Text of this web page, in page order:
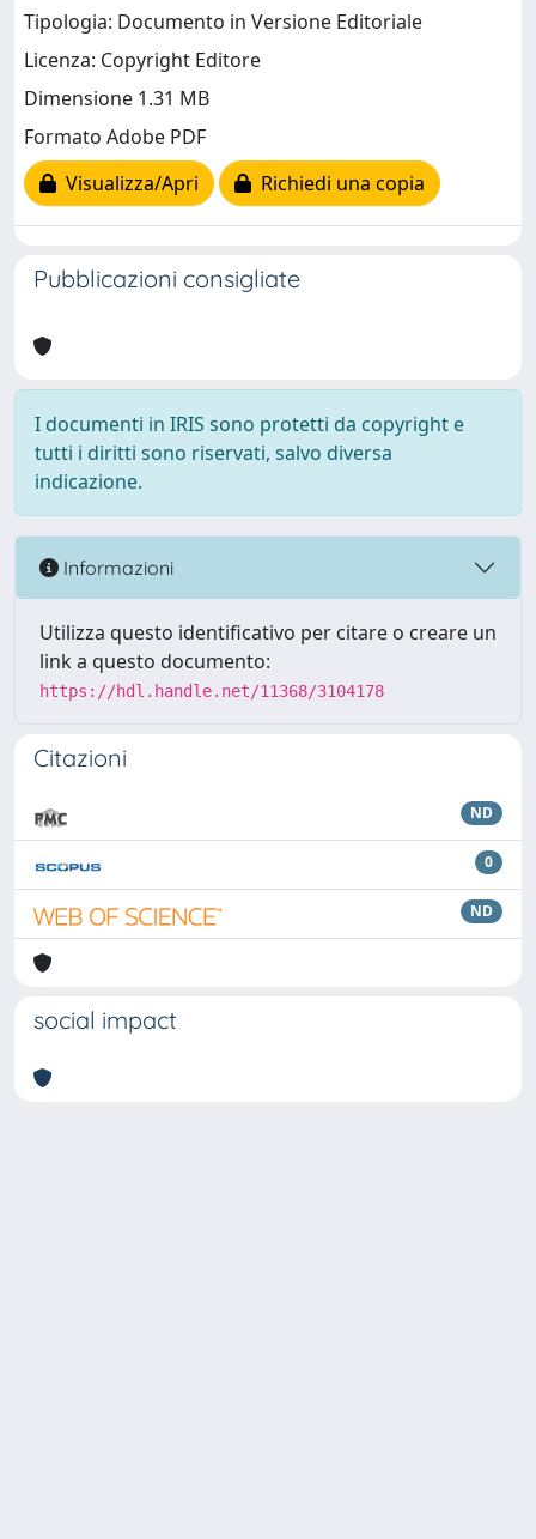
Tipologia: Documento in Versione Editoriale
Licenza: Copyright Editore
Dimensione 1.31 MB
Formato Adobe PDF
Visualizza/Apri
Richiedi una copia
Pubblicazioni consigliate
I documenti in IRIS sono protetti da copyright e
tutti i diritti sono riservati, salvo diversa
indicazione.
Informazioni
Utilizza questo identificativo per citare o creare un
link a questo documento:
https://hdl.handle.net/11368/3104178
Citazioni
ND
0
ND
social impact